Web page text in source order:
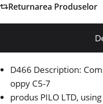
Returnarea Produselor
D466 Description:
oppy C5-7
produs PILO LTD,